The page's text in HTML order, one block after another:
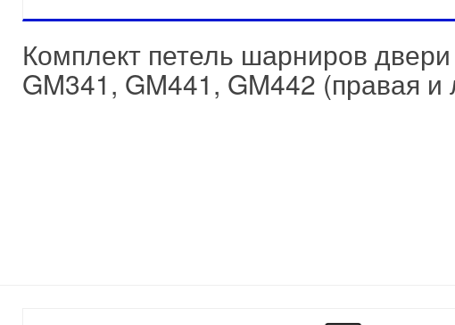
Комплект петель шарниров
GM341, GM441, GM442 (правая и